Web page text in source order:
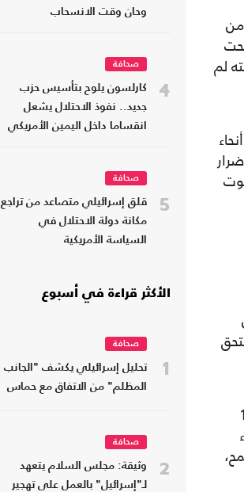
لم
135
وحان وقت الانسحاب
4
صحافة
كارلسون يلوح بتأسيس حزب
جديد.. نفوذ الاحتلال يشعل
انقساما داخل اليمين الأمريكي
5
صحافة
قلق إسرائيلي متصاعد من تراجع
مكانة دولة الاحتلال في
السياسة الأمريكية
الأكثر قراءة في أسبوع
1
صحافة
تحليل إسرائيلي يكشف "الجانب
المظلم" من الاتفاق مع حماس
2
صحافة
وثيقة: مجلس السلام يتعهد
لـ"إسرائيل" بالعمل على تهجير